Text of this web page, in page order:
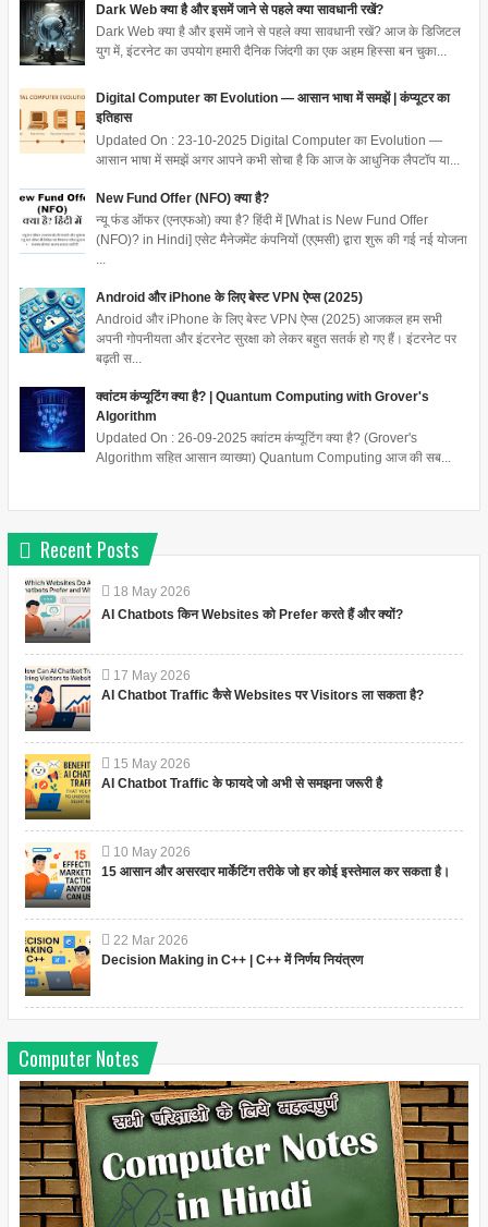
Dark Web क्या है और इसमें जाने से पहले क्या सावधानी रखें?
Dark Web क्या है और इसमें जाने से पहले क्या सावधानी रखें? आज के डिजिटल
युग में, इंटरनेट का उपयोग हमारी दैनिक जिंदगी का एक अहम हिस्सा बन चुका...
Digital Computer का Evolution — आसान भाषा में समझें | कंप्यूटर का
इतिहास
Updated On : 23-10-2025 Digital Computer का Evolution —
आसान भाषा में समझें अगर आपने कभी सोचा है कि आज के आधुनिक लैपटॉप या...
New Fund Offer (NFO) क्या है?
न्यू फंड ऑफर (एनएफओ) क्या है? हिंदी में [What is New Fund Offer
(NFO)? in Hindi] एसेट मैनेजमेंट कंपनियों (एएमसी) द्वारा शुरू की गई नई योजना
...
Android और iPhone के लिए बेस्ट VPN ऐप्स (2025)
Android और iPhone के लिए बेस्ट VPN ऐप्स (2025) आजकल हम सभी
अपनी गोपनीयता और इंटरनेट सुरक्षा को लेकर बहुत सतर्क हो गए हैं। इंटरनेट पर
बढ़ती स...
क्वांटम कंप्यूटिंग क्या है? | Quantum Computing with Grover's
Algorithm
Updated On : 26-09-2025 क्वांटम कंप्यूटिंग क्या है? (Grover's
Algorithm सहित आसान व्याख्या) Quantum Computing आज की सब...
Recent Posts
18 May 2026
AI Chatbots किन Websites को Prefer करते हैं और क्यों?
17 May 2026
AI Chatbot Traffic कैसे Websites पर Visitors ला सकता है?
15 May 2026
AI Chatbot Traffic के फायदे जो अभी से समझना जरूरी है
10 May 2026
15 आसान और असरदार मार्केटिंग तरीके जो हर कोई इस्तेमाल कर सकता है।
22 Mar 2026
Decision Making in C++ | C++ में निर्णय नियंत्रण
Computer Notes